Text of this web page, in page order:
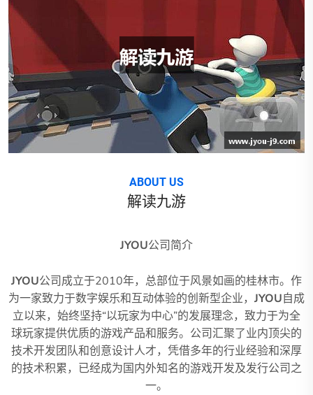
ABOUT US
解读九游
JYOU公司简介
JYOU公司成立于2010年，总部位于风景如画的桂林市。作
为一家致力于数字娱乐和互动体验的创新型企业， JYOU自成
立以来，始终坚持“以玩家为中心”的发展理念，致力于为全
球玩家提供优质的游戏产品和服务。公司汇聚了业内顶尖的
技术开发团队和创意设计人才，凭借多年的行业经验和深厚
的技术积累，已经成为国内外知名的游戏开发及发行公司之
一。